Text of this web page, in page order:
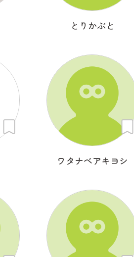
とりかぶと
ワタナベアキヨシ